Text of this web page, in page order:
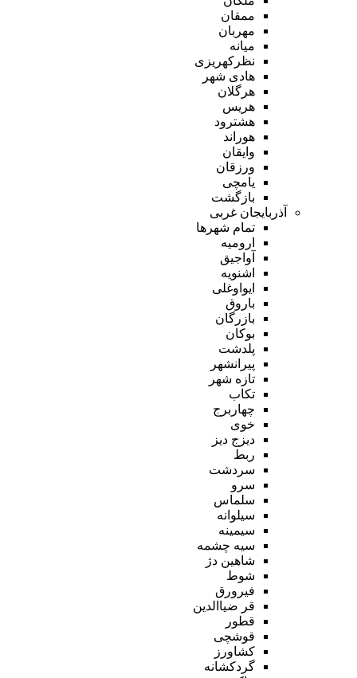
ممقان
مهربان
میانه
نظرکهریزی
هادی شهر
هرگلان
هریس
هشترود
هوراند
وایقان
ورزقان
یامچی
بازگشت
آذربایجان غربی
تمام شهر‌ها
ارومیه
آواجیق
اشنویه
ایواوغلی
باروق
بازرگان
بوکان
پلدشت
پیرانشهر
تازه شهر
تکاب
چهاربرج
خوی
دیزج دیز
ربط
سردشت
سرو
سلماس
سیلوانه
سیمینه
سیه چشمه
شاهین دژ
شوط
فیرورق
قر ضیاالدین
قطور
قوشچی
کشاورز
گردکشانه